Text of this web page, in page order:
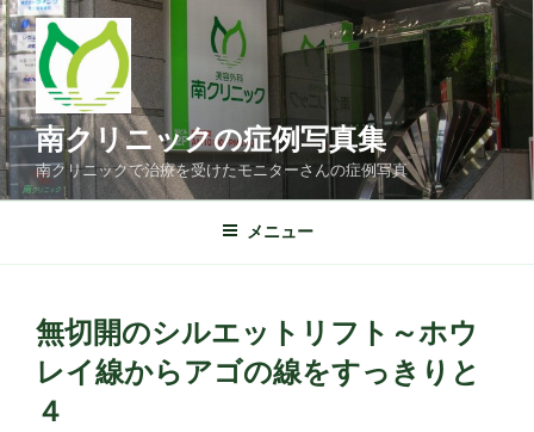
コ
ン
テ
ン
ツ
へ
ス
プ
南クリニックの症例写真集
南クリニックで治療を受けたモニターさんの症例写真
メニュー
無切開のシルエットリフト～ホウ
レイ線からアゴの線をすっきりと
４